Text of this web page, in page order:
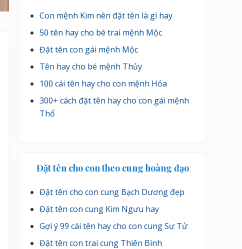
Con mệnh Kim nên đặt tên là gì hay
50 tên hay cho bé trai mệnh Mộc
Đặt tên con gái mệnh Mộc
Tên hay cho bé mệnh Thủy
100 cái tên hay cho con mệnh Hỏa
300+ cách đặt tên hay cho con gái mệnh
Thổ
Đặt tên cho con theo cung hoàng đạo
Đặt tên cho con cung Bạch Dương đẹp
Đặt tên con cung Kim Ngưu hay
Gợi ý 99 cái tên hay cho con cung Sư Tử
Đặt tên con trai cung Thiên Bình